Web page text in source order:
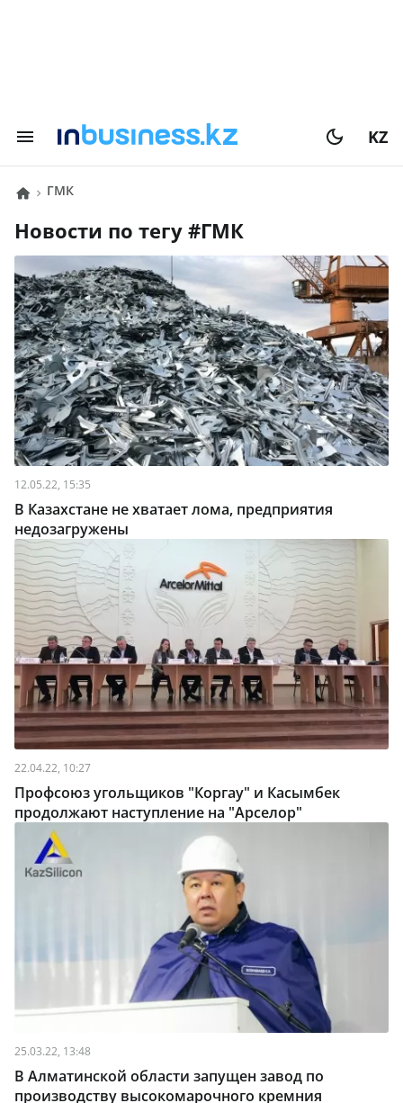
KZ
ГМК
Новости по тегу # ГМК
12.05.22, 15:35
В Казахстане не хватает лома, предприятия
недозагружены
22.04.22, 10:27
Профсоюз угольщиков "Коргау" и Касымбек
продолжают наступление на "Арселор"
25.03.22, 13:48
В Алматинской области запущен завод по
производству высокомарочного кремния